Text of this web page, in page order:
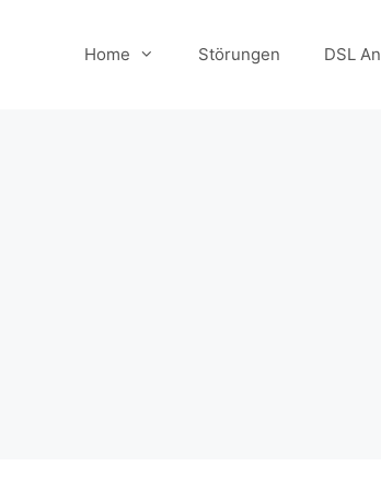
Home Störungen DSL